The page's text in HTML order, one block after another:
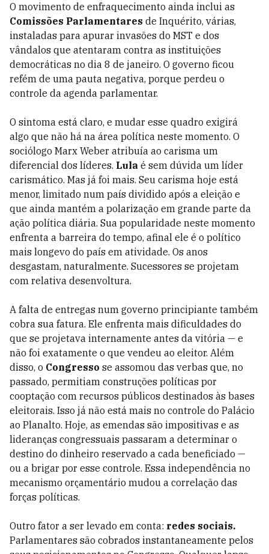
O movimento de enfraquecimento ainda inclui as
Comissões Parlamentares de Inquérito, várias,
instaladas para apurar invasões do MST e dos
vândalos que atentaram contra as instituições
democráticas no dia 8 de janeiro. O governo ficou
refém de uma pauta negativa, porque perdeu o
controle da agenda parlamentar.
O sintoma está claro, e mudar esse quadro exigirá
algo que não há na área política neste momento. O
sociólogo Marx Weber atribuía ao carisma um
diferencial dos líderes. Lula é sem dúvida um líder
carismático. Mas já foi mais. Seu carisma hoje está
menor, limitado num país dividido após a eleição e
que ainda mantém a polarização em grande parte da
ação política diária. Sua popularidade neste momento
enfrenta a barreira do tempo, afinal ele é o político
mais longevo do país em atividade. Os anos
desgastam, naturalmente. Sucessores se projetam
com relativa desenvoltura.
A falta de entregas num governo principiante também
cobra sua fatura. Ele enfrenta mais dificuldades do
que se projetava internamente antes da vitória — e
não foi exatamente o que vendeu ao eleitor. Além
disso, o Congresso se assomou das verbas que, no
passado, permitiam construções políticas por
cooptação com recursos públicos destinados às bases
eleitorais. Isso já não está mais no controle do Palácio
ao Planalto. Hoje, as emendas são impositivas e as
lideranças congressuais passaram a determinar o
destino do dinheiro reservado a cada beneficiado —
ou a brigar por esse controle. Essa independência no
mecanismo orçamentário mudou a correlação das
forças políticas.
Outro fator a ser levado em conta: redes sociais.
Parlamentares são cobrados instantaneamente pelos